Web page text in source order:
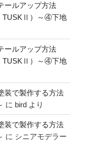
ールアップ方法
TUSKⅡ）～④下地
ールアップ方法
TUSKⅡ）～④下地
装で製作する方法
に bird より
装で製作する方法
に シニアモデラー